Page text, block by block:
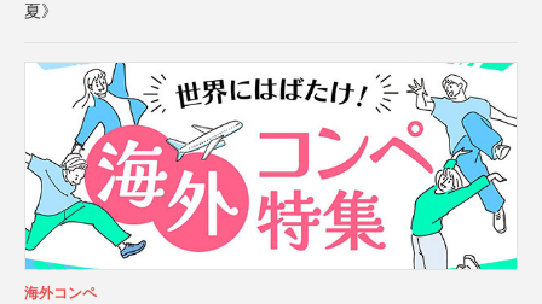
夏》
海外コンペ